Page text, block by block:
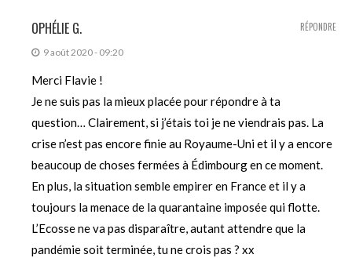
OPHÉLIE G.
9 août 2020 - 09:20
Merci Flavie !
Je ne suis pas la mieux placée pour répondre à ta
question… Clairement, si j’étais toi je ne viendrais pas. La
crise n’est pas encore finie au Royaume-Uni et il y a encore
beaucoup de choses fermées à Édimbourg en ce moment.
En plus, la situation semble empirer en France et il y a
toujours la menace de la quarantaine imposée qui flotte.
L’Ecosse ne va pas disparaître, autant attendre que la
pandémie soit terminée, tu ne crois pas ? xx
RÉPONDRE